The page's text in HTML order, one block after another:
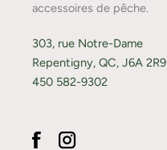
accessoires de pêche.
303, rue Notre-Dame
Repentigny, QC, J6A 2R9
450 582-9302